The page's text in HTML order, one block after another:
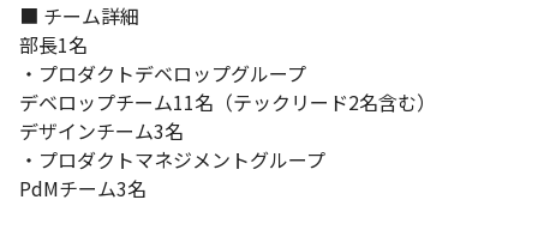
コミュニケーションを大切にする職場環境です。
■ チーム詳細
部長1名
・プロダクトデベロップグループ
デベロップチーム11名（テックリード2名含む）
デザインチーム3名
・プロダクトマネジメントグループ
PdMチーム3名